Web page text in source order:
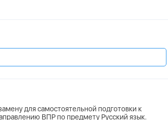
для самостоятельной подготовки к
ВПР по предмету Русский язык.